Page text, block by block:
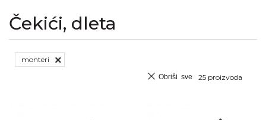
Čekići, dleta
monteri
25 proizvoda
Obriši sve